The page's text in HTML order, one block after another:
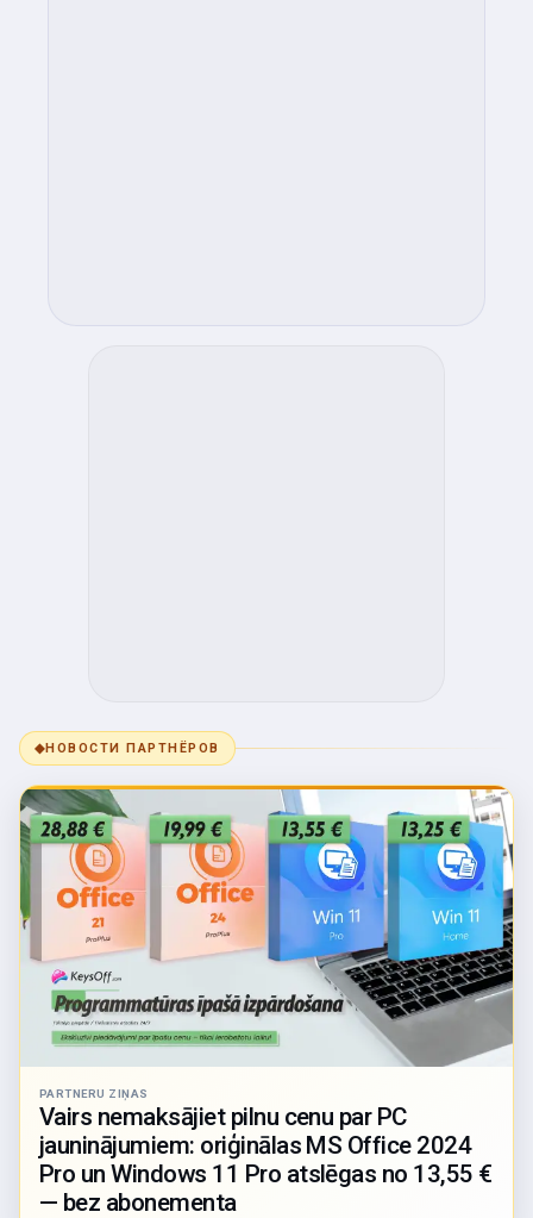
◆НОВОСТИ ПАРТНЁРОВ
PARTNERU ZIŅAS
Vairs nemaksājiet pilnu cenu par PC
jauninājumiem: oriģinālas MS Office 2024
Pro un Windows 11 Pro atslēgas no 13,55 €
— bez abonementa